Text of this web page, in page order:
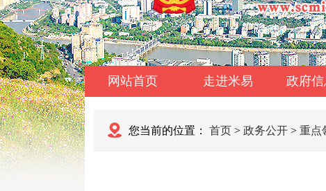
网站首页 走进米易 政府
您当前的位置： 首页 > 政务公开 > 重点